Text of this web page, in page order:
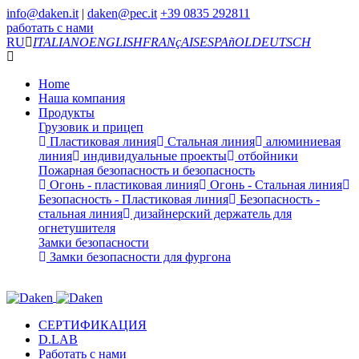
info@daken.it | daken@pec.it +39 0835 292811
работать с нами
RU
ITALIANOENGLISHFRANçAISESPAñOLDEUTSCH
Home
Наша компания
Продукты
Грузовик и прицеп
Пластиковая линия
Стальная линия
алюминиевая
линия
индивидуальные проекты
отбойники
Пожарная безопасность и безопасность
Огонь - пластиковая линия
Огонь - Стальная линия
Безопасность - Пластиковая линия
Безопасность -
стальная линия
дизайнерский держатель для
огнетушителя
Замки безопасности
Замки безопасности для фургона
СЕРТИФИКАЦИЯ
D.LAB
Работать с нами